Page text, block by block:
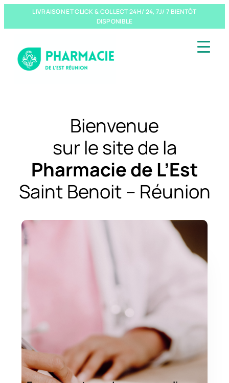
LIVRAISON ET CLICK & COLLECT 24H/ 24, 7J/ 7 BIENTÔT
DISPONIBLE
Bienvenue
sur le site de la
Pharmacie de L’Est
Saint Benoit – Réunion